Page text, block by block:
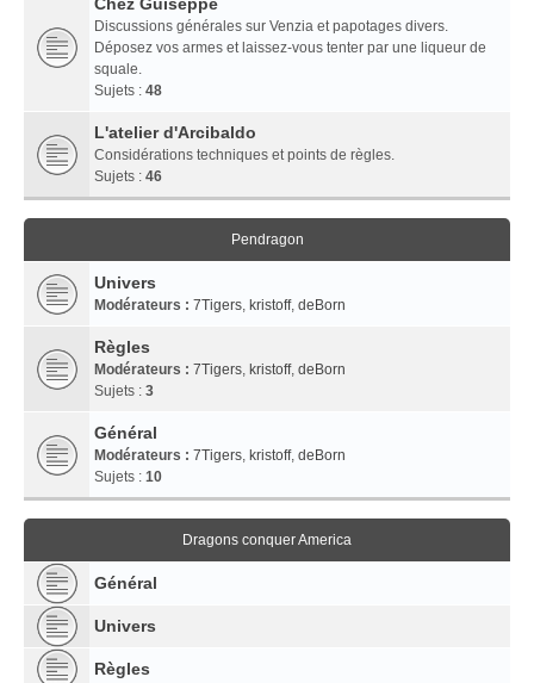
Discussions générales sur Venzia et papotages divers.
Déposez vos armes et laissez-vous tenter par une liqueur de
squale.
Sujets : 48
L'atelier d'Arcibaldo
Considérations techniques et points de règles.
Sujets : 46
Pendragon
Univers
Modérateurs : 7Tigers, kristoff, deBorn
Règles
Modérateurs : 7Tigers, kristoff, deBorn
Sujets : 3
Général
Modérateurs : 7Tigers, kristoff, deBorn
Sujets : 10
Dragons conquer America
Général
Univers
Règles